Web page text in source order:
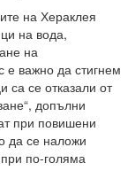
на Хераклея
на вода,
на
е важно да стигнем
са се отказали от
допълни
при повишени
да се наложи
по-голяма